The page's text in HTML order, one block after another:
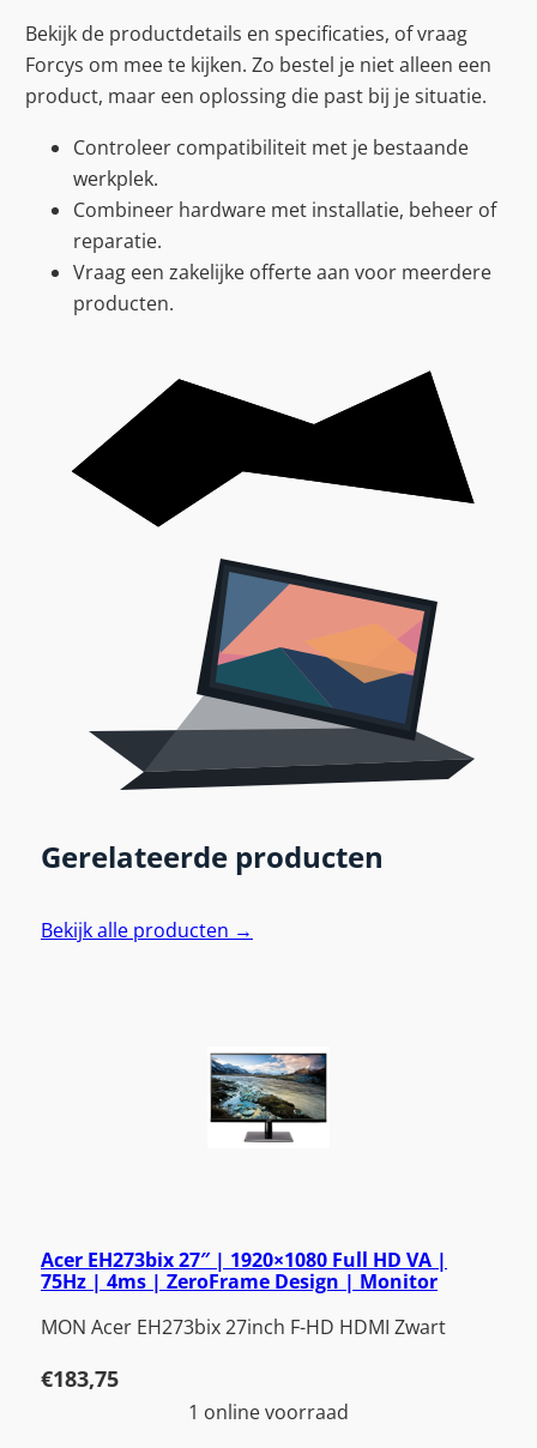
Bekijk de productdetails en specificaties, of vraag
Forcys om mee te kijken. Zo bestel je niet alleen een
product, maar een oplossing die past bij je situatie.
Controleer compatibiliteit met je bestaande
werkplek.
Combineer hardware met installatie, beheer of
reparatie.
Vraag een zakelijke offerte aan voor meerdere
producten.
Gerelateerde producten
Bekijk alle producten →
Acer EH273bix 27″ | 1920×1080 Full HD VA |
75Hz | 4ms | ZeroFrame Design | Monitor
MON Acer EH273bix 27inch F-HD HDMI Zwart
€183,75
1 online voorraad